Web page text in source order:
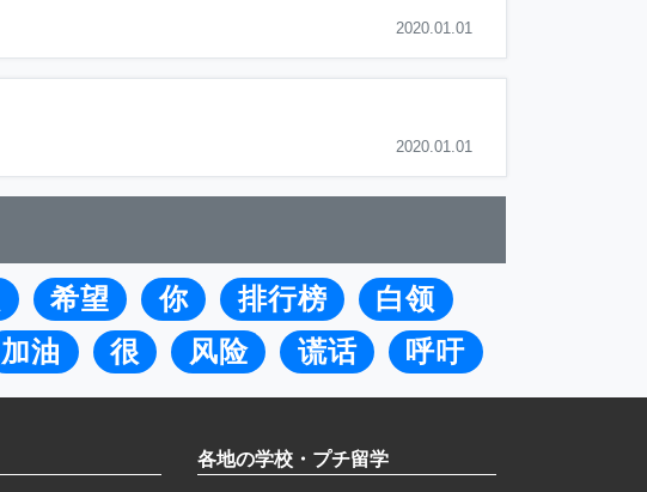
2020.01.01
2020.01.01
希望 你 排行榜
白领
加油 很 风险 谎话 呼吁
各地の学校・プチ留学